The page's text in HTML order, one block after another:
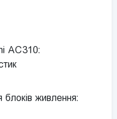
AC310:
живлення: